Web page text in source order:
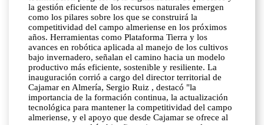
la gestión eficiente de los recursos naturales emergen
como los pilares sobre los que se construirá la
competitividad del campo almeriense en los próximos
años. Herramientas como Plataforma Tierra y los
avances en robótica aplicada al manejo de los cultivos
bajo invernadero, señalan el camino hacia un modelo
productivo más eficiente, sostenible y resiliente. La
inauguración corrió a cargo del director territorial de
Cajamar en Almería, Sergio Ruiz , destacó "la
importancia de la formación continua, la actualización
tecnológica para mantener la competitividad del campo
almeriense, y el apoyo que desde Cajamar se ofrece al